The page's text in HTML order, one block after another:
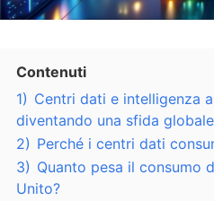
Contenuti
1) Centri dati e intelligenza
diventando una sfida globale
2) Perché i centri dati
3) Quanto pesa il consumo
Unito?